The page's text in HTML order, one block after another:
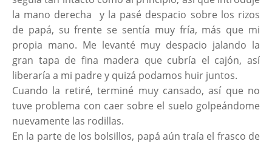
la mano derecha y la pasé despacio sobre los rizos
de papá, su frente se sentía muy fría, más que mi
propia mano. Me levanté muy despacio jalando la
gran tapa de fina madera que cubría el cajón, así
liberaría a mi padre y quizá podamos huir juntos.
Cuando la retiré, terminé muy cansado, así que no
tuve problema con caer sobre el suelo golpeándome
nuevamente las rodillas.
En la parte de los bolsillos, papá aún traía el frasco de